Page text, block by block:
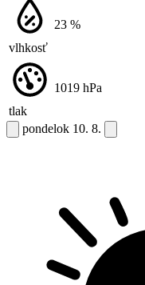
vlhkosť
23 %
tlak
1019 hPa
pondelok 10. 8.